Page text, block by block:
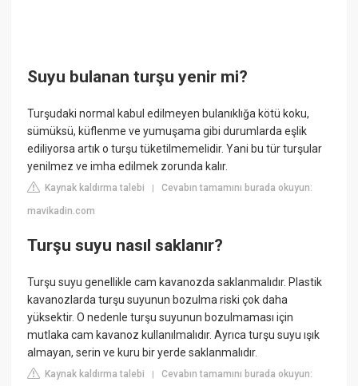
Suyu bulanan turşu yenir mi?
Turşudaki normal kabul edilmeyen bulanıklığa kötü koku,
sümüksü, küflenme ve yumuşama gibi durumlarda eşlik
ediliyorsa artık o turşu tüketilmemelidir. Yani bu tür turşular
yenilmez ve imha edilmek zorunda kalır.
Kaynak kaldırma talebi |Cevabın tamamını burada okuyun:
mavikadin.com
Turşu suyu nasıl saklanır?
Turşu suyu genellikle cam kavanozda saklanmalıdır. Plastik
kavanozlarda turşu suyunun bozulma riski çok daha
yüksektir. O nedenle turşu suyunun bozulmaması için
mutlaka cam kavanoz kullanılmalıdır. Ayrıca turşu suyu ışık
almayan, serin ve kuru bir yerde saklanmalıdır.
Kaynak kaldırma talebi |Cevabın tamamını burada okuyun: